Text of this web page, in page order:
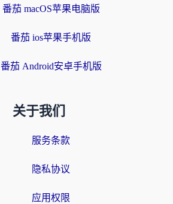
番茄 macOS苹果电脑版
番茄 ios苹果手机版
番茄 Android安卓手机版
关于我们
服务条款
隐私协议
应用权限